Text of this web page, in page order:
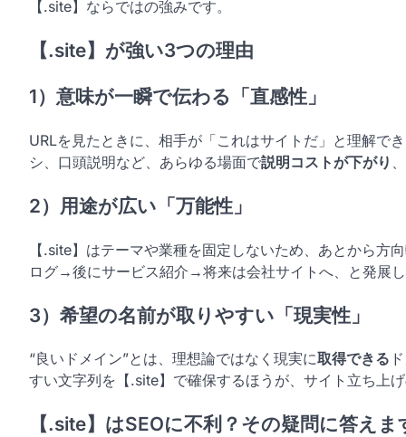
【.site】ならではの強みです。
【.site】が強い3つの理由
1）意味が一瞬で伝わる「直感性」
URLを見たときに、相手が「これはサイトだ」と理解で
シ、口頭説明など、あらゆる場面で説明コストが下がり
2）用途が広い「万能性」
【.site】はテーマや業種を固定しないため、あとから
ログ→後にサービス紹介→将来は会社サイトへ、と発展
3）希望の名前が取りやすい「現実性」
“良いドメイン”とは、理想論ではなく現実に取得できる
すい文字列を【.site】で確保するほうが、サイト立ち上
【.site】はSEOに不利？その疑問に答えま